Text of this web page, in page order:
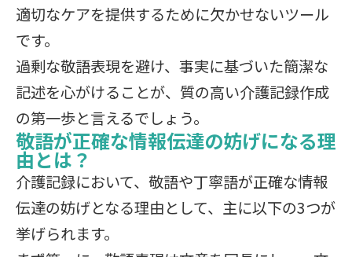
適切なケアを提供するために欠かせないツール
です。
過剰な敬語表現を避け、事実に基づいた簡潔な
記述を心がけることが、質の高い介護記録作成
の第一歩と言えるでしょう。
敬語が正確な情報伝達の妨げになる理
由とは？
介護記録において、敬語や丁寧語が正確な情報
伝達の妨げとなる理由として、主に以下の3つが
挙げられます。